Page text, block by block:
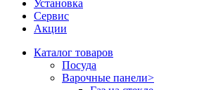
Установка
Сервис
Акции
Каталог товаров
Посуда
Варочные панели>